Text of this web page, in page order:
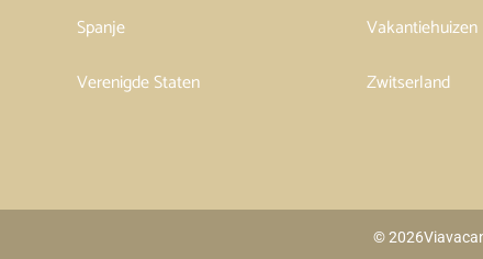
Spanje
Vakantiehuizen
Verenigde Staten
Zwitserland
© 2026